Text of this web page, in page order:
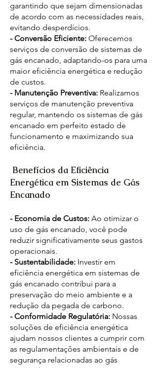
garantindo que sejam dimensionadas
de acordo com as necessidades reais,
evitando desperdícios.
- Conversão Eficiente: Oferecemos
serviços de conversão de sistemas de
gás encanado, adaptando-os para uma
maior eficiência energética e redução
de custos.
- Manutenção Preventiva: Realizamos
serviços de manutenção preventiva
regular, mantendo os sistemas de gás
encanado em perfeito estado de
funcionamento e maximizando sua
eficiência.
Benefícios da Eficiência
Energética em Sistemas de Gás
Encanado
- Economia de Custos: Ao otimizar o
uso de gás encanado, você pode
reduzir significativamente seus gastos
operacionais.
- Sustentabilidade: Investir em
eficiência energética em sistemas de
gás encanado contribui para a
preservação do meio ambiente e a
redução da pegada de carbono.
- Conformidade Regulatória: Nossas
soluções de eficiência energética
ajudam nossos clientes a cumprir com
as regulamentações ambientais e de
segurança relacionadas ao gás